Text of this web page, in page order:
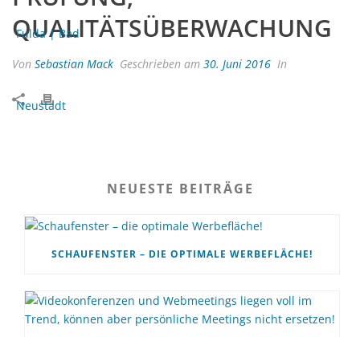
QUALITÄTSÜBERWACHUNG
Von Sebastian Mack Geschrieben am 30. Juni 2016 In
NEUESTE BEITRÄGE
SCHAUFENSTER – DIE OPTIMALE WERBEFLÄCHE!